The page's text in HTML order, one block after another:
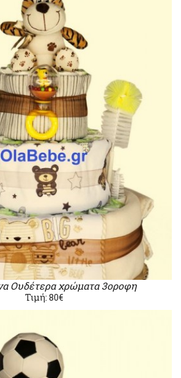
Ουδέτερα χρώματα 3οροφη
Τιμή: 80€